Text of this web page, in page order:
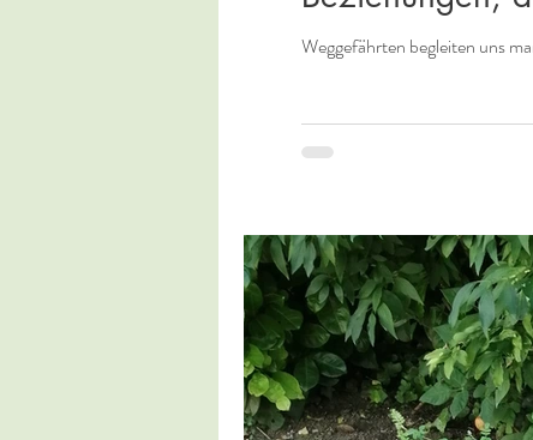
Weggefährten begleiten uns